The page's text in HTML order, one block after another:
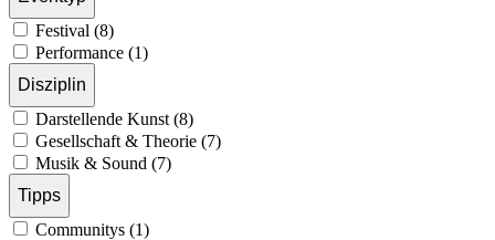
Festival (8)
Performance (1)
Disziplin
Darstellende Kunst (8)
Gesellschaft & Theorie (7)
Musik & Sound (7)
Tipps
Communitys (1)